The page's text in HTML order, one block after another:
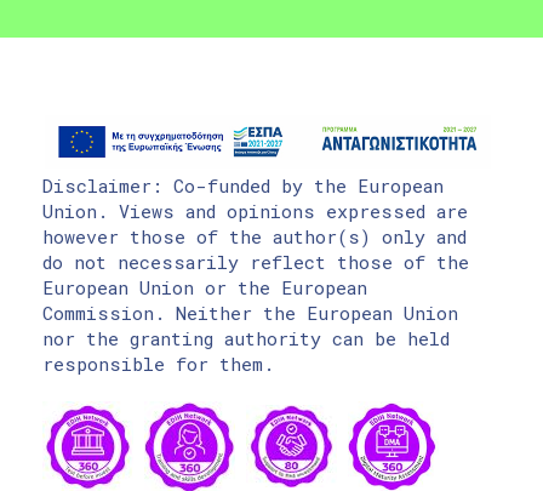
Disclaimer: Co-funded by the European
Union. Views and opinions expressed are
however those of the author(s) only and
do not necessarily reflect those of the
European Union or the European
Commission. Neither the European Union
nor the granting authority can be held
responsible for them.